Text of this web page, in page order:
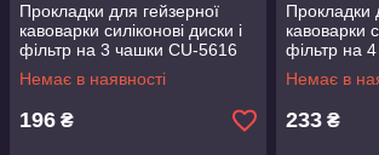
Прокладки для гейзерної
кавоварки силіконові диски і
фільтр на 3 чашки CU-5616
Немає в наявності
196 ₴
Прокладки
кавоварки
фільтр на
Немає в
233 ₴